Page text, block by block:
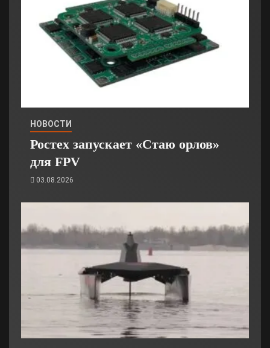
НОВОСТИ
Ростех запускает «Стаю орлов»
для FPV
03.08.2026